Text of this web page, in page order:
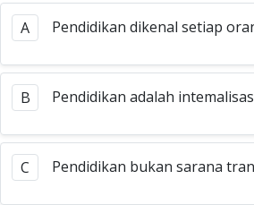
A Pendidikan dikenal setiap
B Pendidikan adalah
C Pendidikan bukan sarana